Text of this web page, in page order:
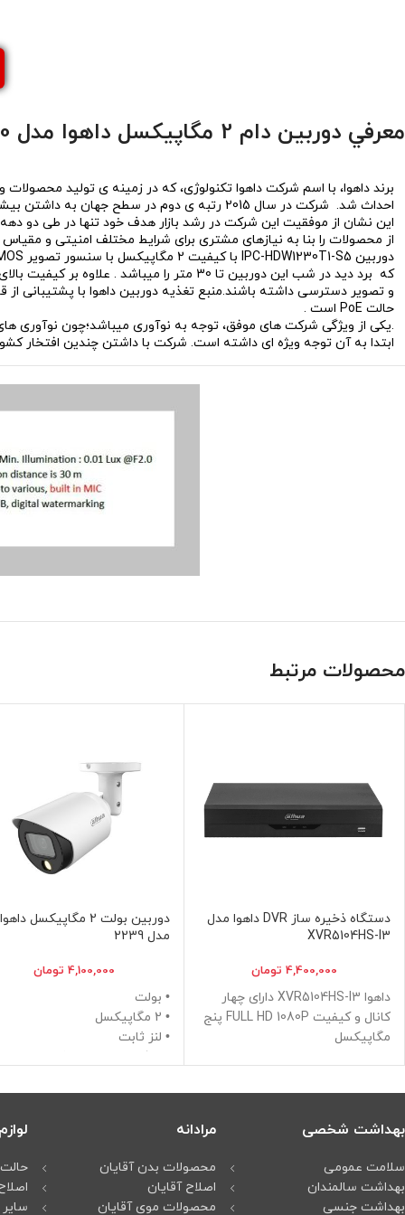
معرفي دوربین دام 2 مگاپیکسل داهوا مدل 1230
احداث شد. شرکت در سال 2015 رتبه ی دوم در
این نشان از موفقیت این شرکت در رشد بازار هدف خود تنها در طی دو
از محصولات را بنا به نیازهای مشتری برای شرایط مختلف امنیتی و
که برد دید در شب این دوربین تا 30 متر را
حالت PoE است .
.یکی از ویژگی شرکت های موفق، توجه به نوآوری میباشد؛چون نوآوری
ابتدا به آن توجه ویژه ای داشته است. شرکت با داشتن چندین افتخار
محصولات مرتبط
دستگاه ذخیره ساز DVR داهوا مدل
XVR5104HS-I3
4,400,000 تومان
داهوا XVR5104HS-I3 دارای چهار
کانال و کیفیت FULL HD 1080P پنج
مگاپیکسل
قابلیت پشتیبانی از دوربین
مگابیت بر ثانیه، 10/100 مگابیت بر
دوربین بولت 2 مگاپیکسل داهوا
مدل 2239
4,100,000 تومان
• بولت
• 2 مگاپیکسل
• لنز ثابت
• حافظه داخلی میپذیرد
بهداشت شخصی
سلامت عمومی
بهداشت سالمندان
بهداشت جنسی
مرادانه
محصولات بدن آقایان
اصلاح آقایان
محصولات موی آقایان